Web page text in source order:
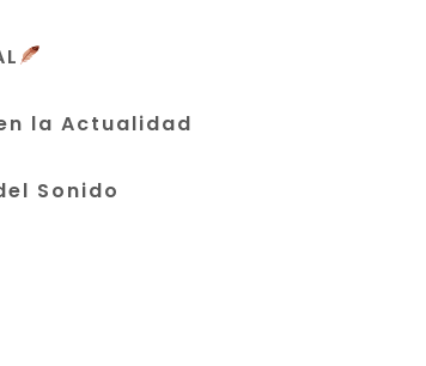
la Actualidad
Sonido